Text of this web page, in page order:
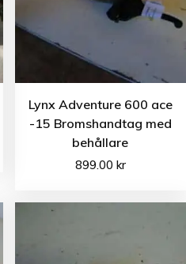
Lynx Adventure 600 ace
-15 Bromshandtag med
behållare
899.00 kr